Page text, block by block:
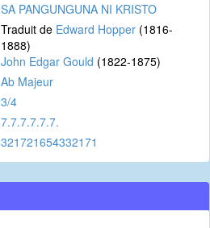
SA PANGUNGUNA NI KRISTO
Traduit de Edward Hopper (1816-
1888)
John Edgar Gould (1822-1875)
Ab Majeur
3/4
7.7.7.7.7.7.
321721654332171